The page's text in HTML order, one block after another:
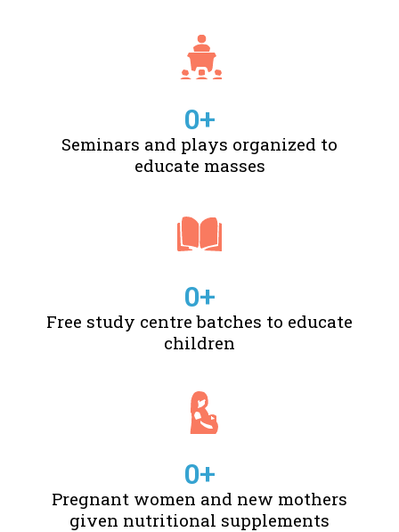
Seminars and plays organized to
educate masses
0+
Free study centre batches to educate
children
0+
Pregnant women and new mothers
given nutritional supplements
0+